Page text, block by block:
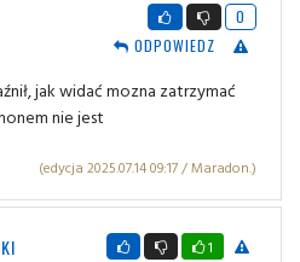
0
ODPOWIEDZ
jak widać mozna zatrzymać
nie jest
(edycja 2025.07.14 09:17 / Maradon.)
1